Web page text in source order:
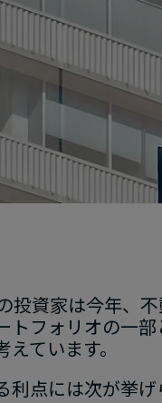
資家は​今年、​
フォリオの​一
ています。
点には​次が​挙げ